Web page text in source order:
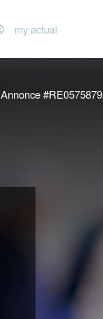
my actual
Annonce